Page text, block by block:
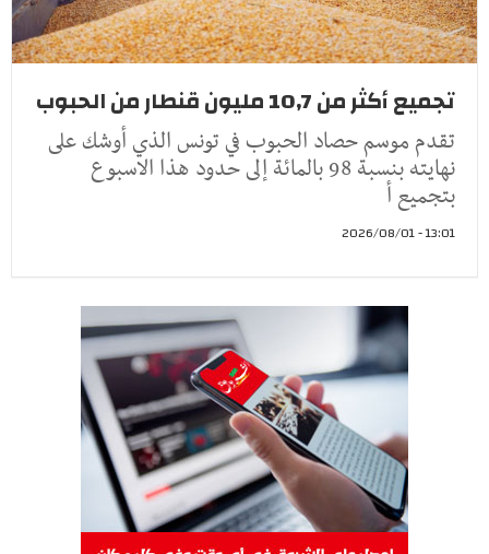
تجميع أكثر من 10,7 مليون قنطار من الحبوب
تقدم موسم حصاد الحبوب في تونس الذي أوشك على
نهايته بنسبة 98 بالمائة إلى حدود هذا الاسبوع
بتجميع أ
13:01 - 2026/08/01